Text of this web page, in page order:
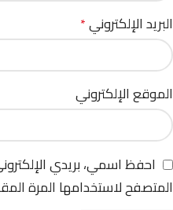
البريد الإلكتروني*
الموقع الإلكتروني
احفظ اسمي، بريدي
المتصفح لاستخدامها المرة